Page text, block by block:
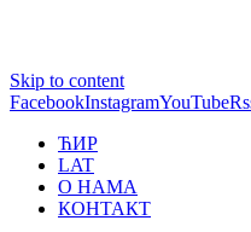
Skip to content
FacebookInstagramYouTube
ЋИР
LAT
О НАМА
КОНТАКТ